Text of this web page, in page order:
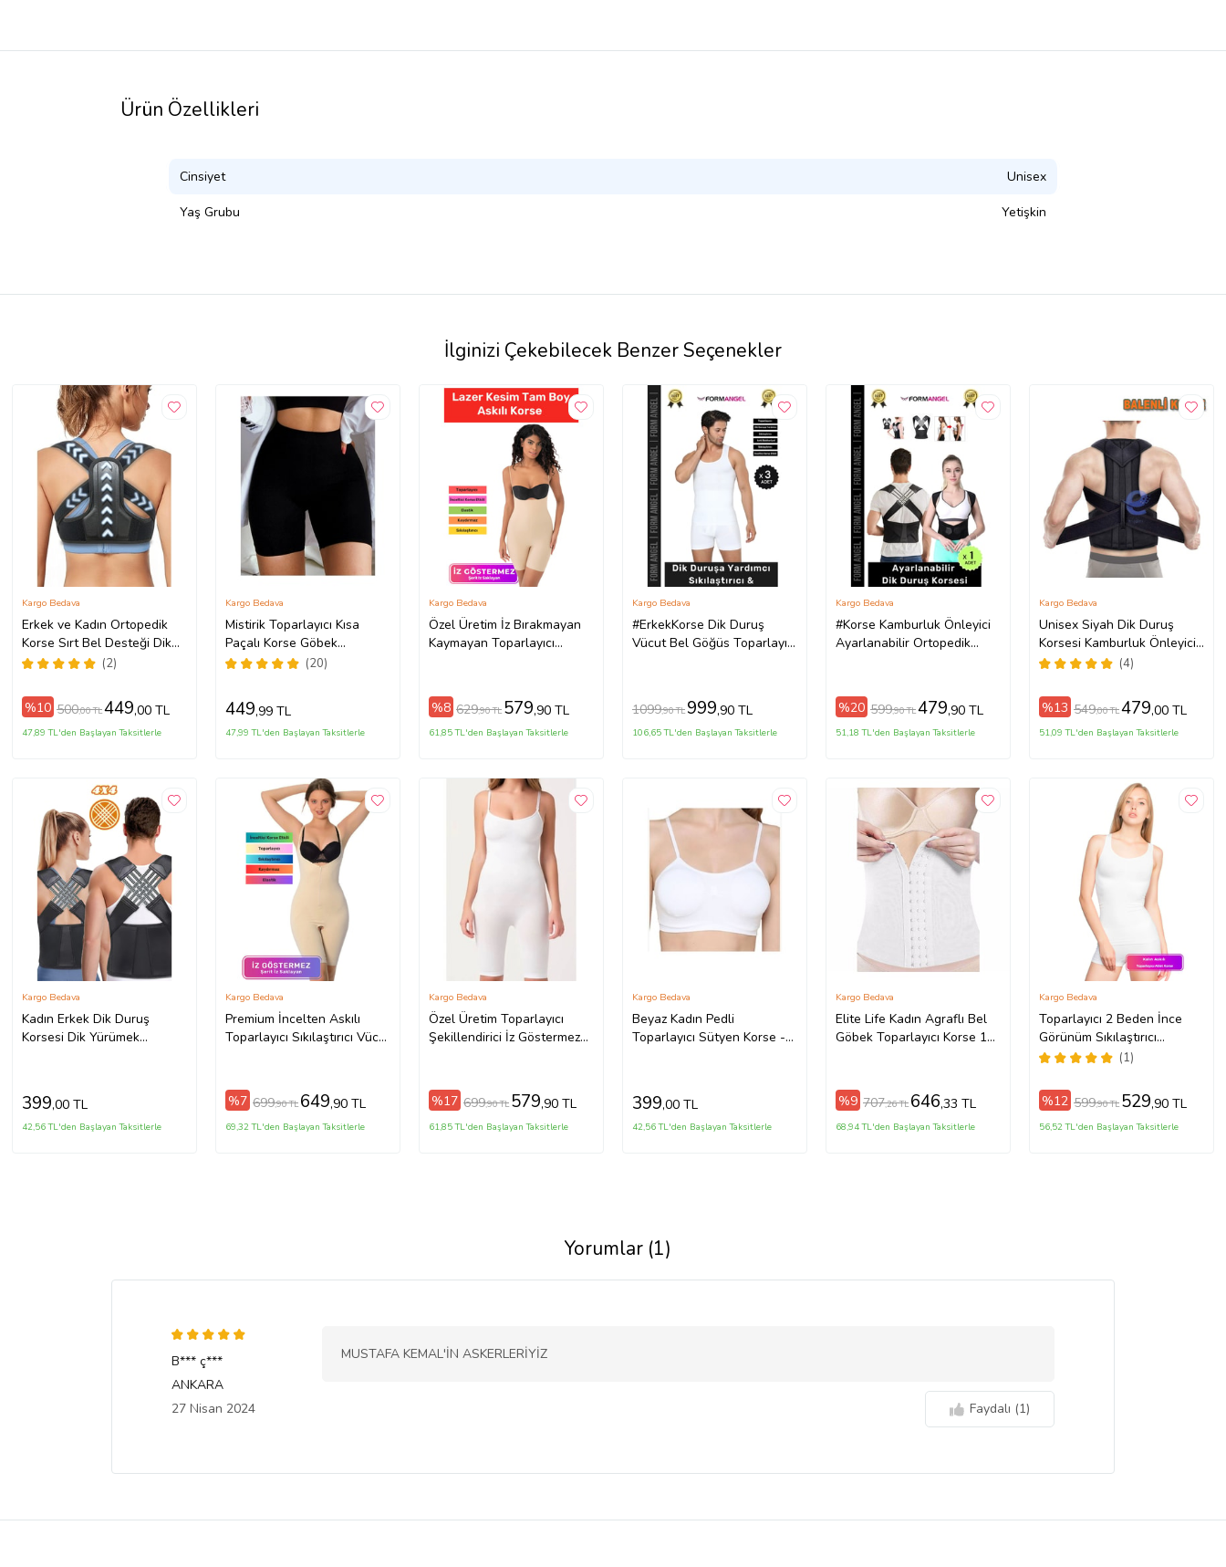
Ürün Özellikleri
Cinsiyet Unisex
Yaş Grubu Yetişkin
İlginizi Çekebilecek Benzer Seçenekler
Erkek ve Kadın Ortopedik
Korse Sırt Bel Desteği Dik
Duruş Omuz Destekli Tıbbi
(2)
Kargo Bedava
%10 500,00 TL449,00 TL
47,89 TL'den Başlayan Taksitlerle
Mistirik Toparlayıcı Kısa
Paçalı Korse Göbek
Sıkılaştırıcı Korse Push Up
(Siyah)
(20)
Kargo Bedava
449,99 TL
47,99 TL'den Başlayan Taksitlerle
Özel Üretim İz Bırakmayan
Kaymayan Toparlayıcı
(Ten)
Kargo Bedava
%8 629,90 TL 579,90 TL
61,85 TL'den Başlayan Taksitlerle
#ErkekKorse Dik Duruş
Vücut Bel Göğüs Toparlayıcı
Kargo Bedava
1099,90 TL 999,90 TL
106,65 TL'den Başlayan Taksitlerle
#Korse Kamburluk Önleyici
Ayarlanabilir Ortopedik
Kargo Bedava
%20 599,90 TL479,90 TL
51,18 TL'den Başlayan Taksitlerle
Unisex Siyah Dik Duruş
Korsesi Kamburluk Önleyici
Sırt Omuz Destekli Balenli
(4)
Kargo Bedava
%13 549,00 TL479,00 TL
51,09 TL'den Başlayan Taksitlerle
Kadın Erkek Dik Duruş
Korsesi Dik Yürümek
Kargo Bedava
399,00 TL
42,56 TL'den Başlayan Taksitlerle
Premium İncelten Askılı
Toparlayıcı Sıkılaştırıcı Vücut
Kargo Bedava
%7 699,90 TL 649,90 TL
69,32 TL'den Başlayan Taksitlerle
Özel Üretim Toparlayıcı
Şekillendirici İz Göstermez
Kargo Bedava
%17 699,90 TL 579,90 TL
61,85 TL'den Başlayan Taksitlerle
Beyaz Kadın Pedli
Toparlayıcı Sütyen Korse -
Kargo Bedava
399,00 TL
42,56 TL'den Başlayan Taksitlerle
Elite Life Kadın Agraflı Bel
Göbek Toparlayıcı Korse 1
Kargo Bedava
%9 707,26 TL 646,33 TL
68,94 TL'den Başlayan Taksitlerle
Toparlayıcı 2 Beden İnce
Görünüm Sıkılaştırıcı
Şekillendirici Esnek Kalın
(Beyaz)
(1)
Kargo Bedava
%12 599,90 TL 529,90 TL
56,52 TL'den Başlayan Taksitlerle
Yorumlar (1)
B*** ç***
ANKARA
27 Nisan 2024
MUSTAFA KEMAL'İN ASKERLERİYİZ
Faydalı (1)